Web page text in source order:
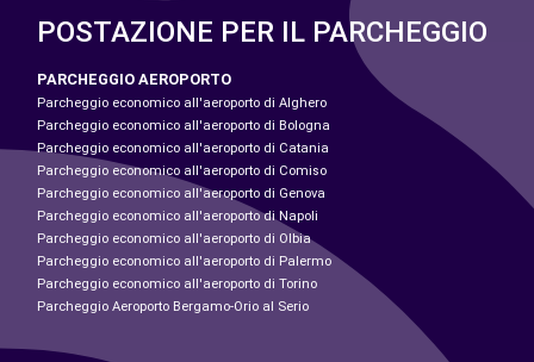
POSTAZIONE PER IL PARCHEGGIO
PARCHEGGIO AEROPORTO
Parcheggio economico all'aeroporto di Alghero
Parcheggio economico all'aeroporto di Bologna
Parcheggio economico all'aeroporto di Catania
Parcheggio economico all'aeroporto di Comiso
Parcheggio economico all'aeroporto di Genova
Parcheggio economico all'aeroporto di Napoli
Parcheggio economico all'aeroporto di Olbia
Parcheggio economico all'aeroporto di Palermo
Parcheggio economico all'aeroporto di Torino
Parcheggio Aeroporto Bergamo-Orio al Serio